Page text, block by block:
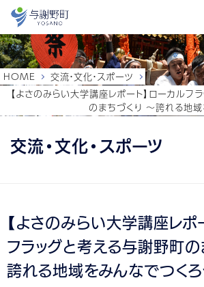
交流・文化・スポーツ
HOME
交流・文化・スポーツ
【よさのみらい大学講座レポート】ローカルフ
のまちづくり 〜誇れる地
【よさのみらい大学講座レポ
フラッグと考える与謝野町の
誇れる地域をみんなでつく